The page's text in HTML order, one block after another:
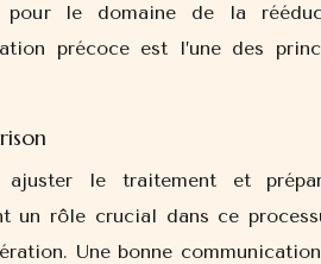
pour le domaine de la
précoce est l’une des
le traitement et
un rôle crucial dans ce
Une bonne